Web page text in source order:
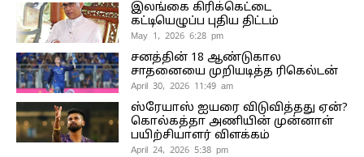
இலங்கை கிரிக்கெட்டை
கட்டியெழுப்ப புதிய திட்டம்
May 1, 2026 6:28 pm
சனத்தின் 18 ஆண்டுகால
சாதனையை முறியடித்த ரிகெல்டன்
April 30, 2026 11:49 am
ஸ்ரேயாஸ் ஐயரை விடுவித்தது ஏன்?
கொல்கத்தா அணியின் முன்னாள்
பயிற்சியாளர் விளக்கம்
April 24, 2026 5:38 pm